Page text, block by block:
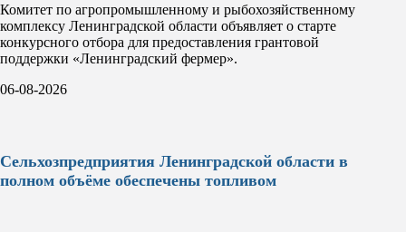
Комитет по агропромышленному и рыбохозяйственному
комплексу Ленинградской области объявляет о старте
конкурсного отбора для предоставления грантовой
поддержки «Ленинградский фермер».
06-08-2026
Сельхозпредприятия Ленинградской области в
полном объёме обеспечены топливом